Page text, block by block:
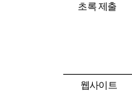
초록 제출
웹사이트